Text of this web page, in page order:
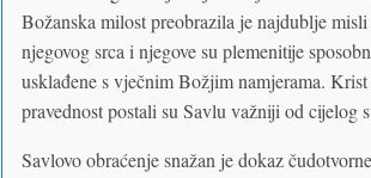
Božanska milost preobrazila je najdublje
njegovog srca i njegove su plemenitije
usklađene s vječnim Božjim namjerama.
pravednost postali su Savlu važniji od cijelog
Savlovo obraćenje snažan je dokaz